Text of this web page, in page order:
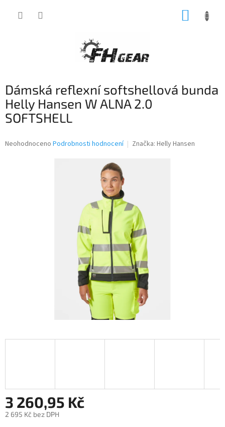
Dámská reflexní softshellová bunda
Helly Hansen W ALNA 2.0
SOFTSHELL
Průměrné
Neohodnoceno Podrobnosti hodnocení Značka: Helly Hansen
3 260,95 Kč
2 695 Kč bez DPH